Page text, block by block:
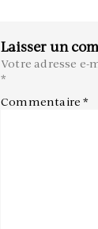
Laisser un
Votre adresse e-
*
Commentaire*